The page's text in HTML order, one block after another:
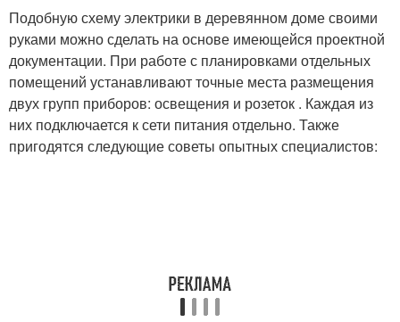
Подобную схему электрики в деревянном доме своими
руками можно сделать на основе имеющейся проектной
документации. При работе с планировками отдельных
помещений устанавливают точные места размещения
двух групп приборов: освещения и розеток . Каждая из
них подключается к сети питания отдельно. Также
пригодятся следующие советы опытных специалистов: